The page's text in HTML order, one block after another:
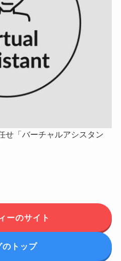
せ「バーチャルアシスタン
ーのサイト
のトップ